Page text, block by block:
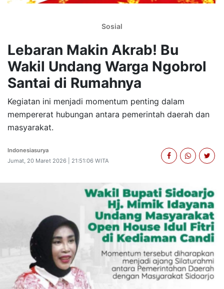
Sosial
Lebaran Makin Akrab! Bu
Wakil Undang Warga Ngobrol
Santai di Rumahnya
Kegiatan ini menjadi momentum penting dalam
mempererat hubungan antara pemerintah daerah dan
masyarakat.
Indonesiasurya
Jumat, 20 Maret 2026 | 21:51:06 WITA